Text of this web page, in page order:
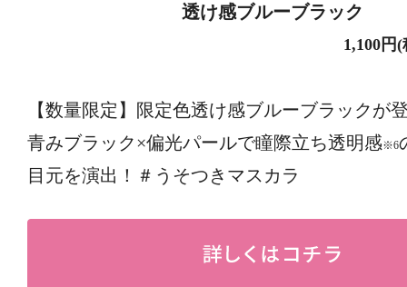
透け感ブルーブラック
1,100円(税
【数量限定】限定色透け感ブルーブラックが
青みブラック×偏光パールで瞳際立ち透明感※6
目元を演出！＃うそつきマスカラ